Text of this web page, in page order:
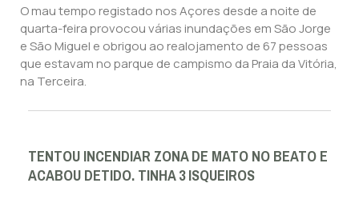
O mau tempo registado nos Açores desde a noite de
quarta-feira provocou várias inundações em São Jorge
e São Miguel e obrigou ao realojamento de 67 pessoas
que estavam no parque de campismo da Praia da Vitória,
na Terceira.
TENTOU INCENDIAR ZONA DE MATO NO BEATO E
ACABOU DETIDO. TINHA 3 ISQUEIROS